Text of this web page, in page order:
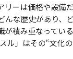
リーは価格や設備
んな歴史があり、
が積み重なって
ル」はその“文化